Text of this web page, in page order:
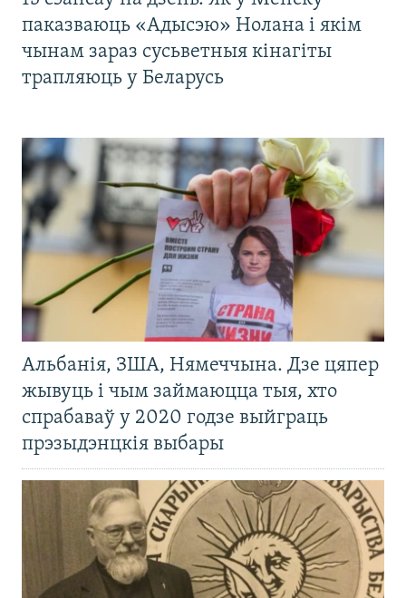
паказваюць «Адысэю» Нолана і якім
чынам зараз сусьветныя кінагіты
трапляюць у Беларусь
Альбанія, ЗША, Нямеччына. Дзе цяпер
жывуць і чым займаюцца тыя, хто
спрабаваў у 2020 годзе выйграць
прэзыдэнцкія выбары